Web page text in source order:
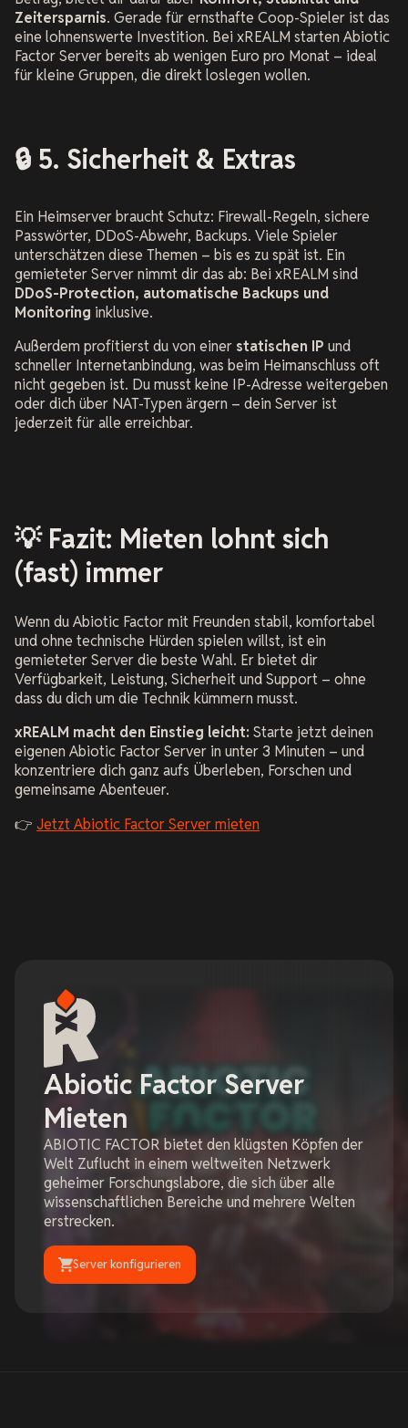
Zeitersparnis. Gerade für ernsthafte Coop-Spieler ist das
eine lohnenswerte Investition. Bei xREALM starten Abiotic
Factor Server bereits ab wenigen Euro pro Monat – ideal
für kleine Gruppen, die direkt loslegen wollen.
🔒 5. Sicherheit & Extras
Ein Heimserver braucht Schutz: Firewall-Regeln, sichere
Passwörter, DDoS-Abwehr, Backups. Viele Spieler
unterschätzen diese Themen – bis es zu spät ist. Ein
gemieteter Server nimmt dir das ab: Bei xREALM sind
DDoS-Protection, automatische Backups und
Monitoring inklusive.
Außerdem profitierst du von einer statischen IP und
schneller Internetanbindung, was beim Heimanschluss oft
nicht gegeben ist. Du musst keine IP-Adresse weitergeben
oder dich über NAT-Typen ärgern – dein Server ist
jederzeit für alle erreichbar.
💡 Fazit: Mieten lohnt sich
(fast) immer
Wenn du Abiotic Factor mit Freunden stabil, komfortabel
und ohne technische Hürden spielen willst, ist ein
gemieteter Server die beste Wahl. Er bietet dir
Verfügbarkeit, Leistung, Sicherheit und Support – ohne
dass du dich um die Technik kümmern musst.
xREALM macht den Einstieg leicht: Starte jetzt deinen
eigenen Abiotic Factor Server in unter 3 Minuten – und
konzentriere dich ganz aufs Überleben, Forschen und
gemeinsame Abenteuer.
👉 Jetzt Abiotic Factor Server mieten
Abiotic Factor Server
Mieten
ABIOTIC FACTOR bietet den klügsten Köpfen der
Welt Zuflucht in einem weltweiten Netzwerk
geheimer Forschungslabore, die sich über alle
wissenschaftlichen Bereiche und mehrere Welten
erstrecken.
Server konfigurieren